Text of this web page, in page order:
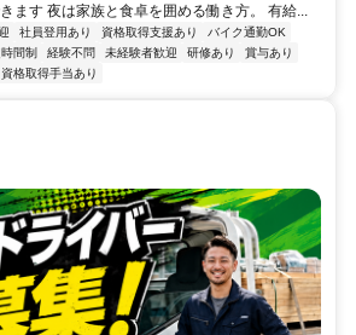
ます 夜は家族と食卓を囲める働き方。 有給...
社員登用あり 資格取得支援あり
バイク通勤OK
間制 経験不問 未経験者歓迎 研修あり
賞与あり
資格取得手当あり